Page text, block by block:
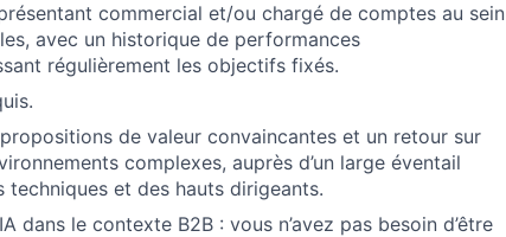
commercial et/ou chargé de comptes au sein
avec un historique de performances
régulièrement les objectifs fixés.
de valeur convaincantes et un retour sur
complexes, auprès d’un large éventail
techniques et des hauts dirigeants.
dans le contexte B2B : vous n’avez pas besoin d’être